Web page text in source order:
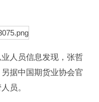
人员信息发现，张哲
据中国期货业协会官
人员。